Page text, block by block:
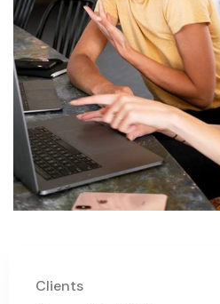
Clients